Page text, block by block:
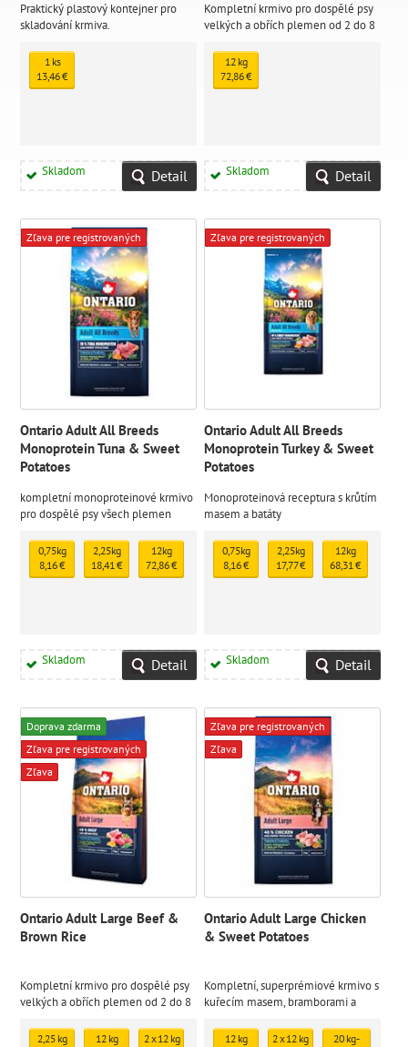
Praktický plastový kontejner pro
skladování krmiva.
1 ks
13,46 €
Skladom Detail
Kompletní krmivo pro dospělé psy
velkých a obřích plemen od 2 do 8
12 kg
72,86 €
Skladom Detail
Zľava pre registrovaných
Ontario Adult All Breeds
Monoprotein Tuna & Sweet
Potatoes
kompletní monoproteinové krmivo
pro dospělé psy všech plemen
0,75kg
8,16 €
2,25kg
18,41 €
12kg
72,86 €
Skladom Detail
Zľava pre registrovaných
Ontario Adult All Breeds
Monoprotein Turkey & Sweet
Potatoes
Monoproteinová receptura s krůtím
masem a batáty
0,75kg
8,16 €
2,25kg
17,77 €
12kg
68,31 €
Skladom Detail
Doprava zdarma
Zľava pre registrovaných
Zľava
Ontario Adult Large Beef &
Brown Rice
Kompletní krmivo pro dospělé psy
velkých a obřích plemen od 2 do 8
2,25 kg
12 kg
2 x 12 kg
Zľava pre registrovaných
Zľava
Ontario Adult Large Chicken
& Sweet Potatoes
Kompletní, superprémiové krmivo s
kuřecím masem, bramborami a
plemen.
12 kg
2 x 12 kg
20 kg -